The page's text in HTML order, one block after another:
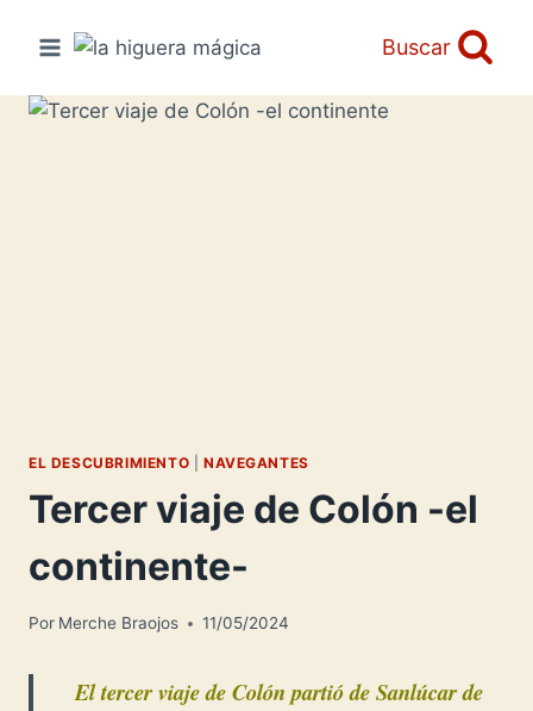
Buscar
EL DESCUBRIMIENTO NAVEGANTES
Tercer viaje de Colón -el
continente-
Por Merche Braojos 11/05/2024
El tercer viaje de Colón partió de Sanlúcar de